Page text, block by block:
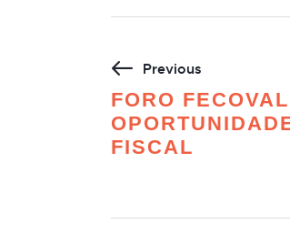
Previous
FORO
FISCAL